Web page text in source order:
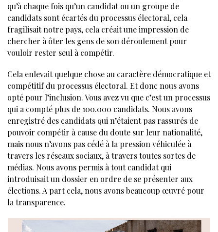
qu’à chaque fois qu’un candidat ou un groupe de
candidats sont écartés du processus électoral, cela
fragilisait notre pays, cela créait une impression de
chercher à ôter les gens de son déroulement pour
vouloir rester seul à compétir.
Cela enlevait quelque chose au caractère démocratique et
compétitif du processus électoral. Et donc nous avons
opté pour l’inclusion. Vous avez vu que c’est un processus
qui a compté plus de 100.000 candidats. Nous avons
enregistré des candidats qui n’étaient pas rassurés de
pouvoir compétir à cause du doute sur leur nationalité,
mais nous n’avons pas cédé à la pression véhiculée à
travers les réseaux sociaux, à travers toutes sortes de
médias. Nous avons permis à tout candidat qui
introduisait un dossier en ordre de se présenter aux
élections. A part cela, nous avons beaucoup œuvré pour
la transparence.